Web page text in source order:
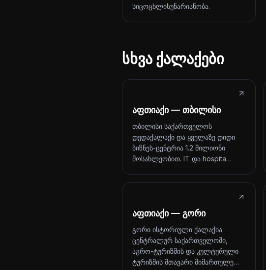
სიცოცხლისუნარიანობა.
სხვა ქალაქები
აფთიაქი — თბილისი
თბილისი საქართველოს
დედაქალაქი და ყველაზე დიდი
ბიზნეს-ცენტრია 1.2 მილიონი
მოსახლეობით. IT და hospita…
აფთიაქი — გორი
გორი ისტორიული ქალაქია
ცენტრალურ საქართველოში,
აგრო-ტურიზმის და კულტურული
ტურიზმის მთავარი მიმართულე…